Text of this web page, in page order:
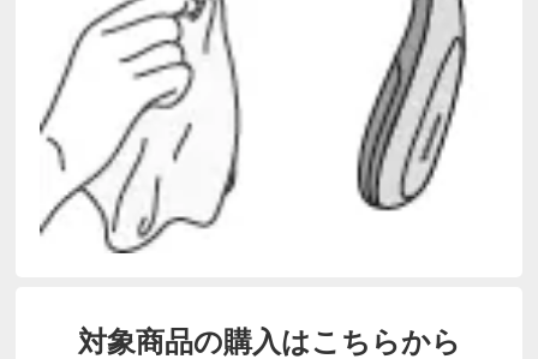
対象商品の購入はこちらから